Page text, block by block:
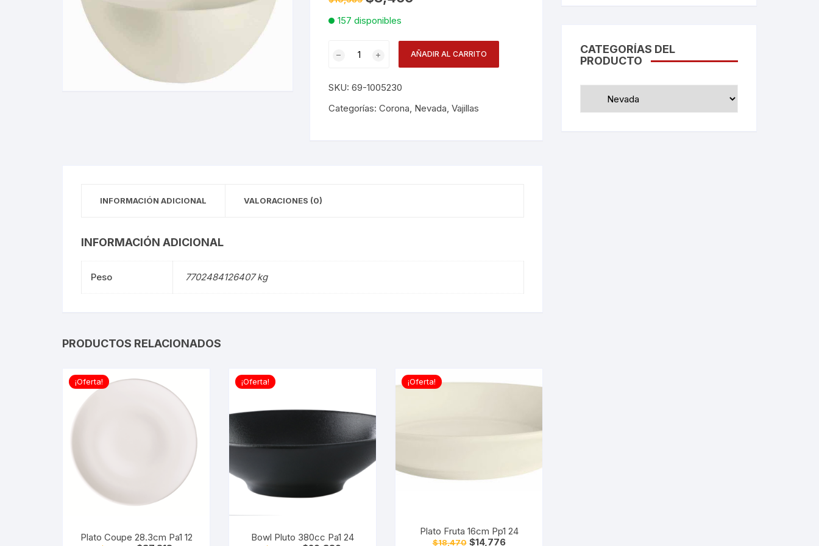
Desechables
Electrodomésticos
precio
era:
precio
157 disponibles
Pl1
cantidad
AÑADIR AL CARRITO
SKU:69-1005230
Categorías:Corona, Nevada,Vajillas
INFORMACIÓN ADICIONAL VALORACIONES (0)
INFORMACIÓN ADICIONAL
Peso 7702484126407 kg
PRODUCTOS RELACIONADOS
¡Oferta!
Plato Coupe 28.3cm Pa1 12
¡Oferta!
Bowl Pluto 380cc Pa1 24
¡Oferta!
Plato Fruta 16cm Pp1 24
$18,470 El
$14,776El
CATEGORÍAS DEL
PRODUCTO